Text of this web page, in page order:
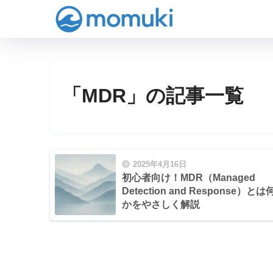
「MDR」の記事一覧
2025年4月16日
初心者向け！MDR（Managed
Detection and Response）とは
かをやさしく解説